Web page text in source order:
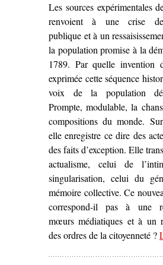
Les sources expérimentales
renvoient à une crise de
publique et à un
la population promise à la
1789. Par quelle invention
exprimée cette séquence
voix de la population
Prompte, modulable, la
compositions du monde.
elle enregistre ce dire des
des faits d’exception. Elle
actualisme, celui de
singularisation, celui du
mémoire collective. Ce
correspond-il pas à une
mœurs médiatiques et à un
des ordres de la citoyenneté ?